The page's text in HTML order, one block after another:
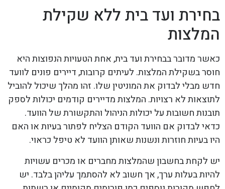
בחירת ועד בית ללא שקילת
המלצות
כאשר מדובר בבחירת ועד בית, אחת הטעויות הנפוצות היא
חוסר בשקילת המלצות. לעיתים קרובות, דיירים פונים לוועד
חדש מבלי לבדוק את המוניטין שלו. זהו מהלך שיכול להוביל
לתוצאות לא רצויות. המלצות מדיירים קודמים יכולות לספק
תובנות חשובות על יכולות הניהול והתקשורת של הוועד.
כדאי לבדוק אם הוועד הקודם הצליח לפתור בעיות או האם
היו בעיות חוזרות ונשנות שאותן הוועד לא טיפל כראוי.
יש לקחת בחשבון שהמלצות מחברים או מכרים עשויות
להיות בעלות ערך, אך חשוב לא להסתמך עליהן בלבד. יש